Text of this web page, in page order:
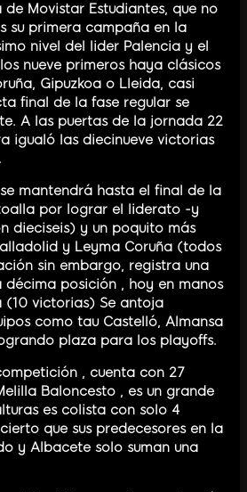
Movistar Estudiantes, que no
su primera campaña en la
nivel del lider Palencia y el
nueve primeros haya clásicos
Gipuzkoa o Lleida, casi
final de la fase regular se
A las puertas de la jornada 22
igualó las diecinueve victorias
mantendrá hasta el final de la
por lograr el liderato -y
dieciseis) y un poquito más
y Leyma Coruña (todos
sin embargo, registra una
posición , hoy en manos
victorias) Se antoja
como tau Castelló, Almansa
plaza para los playoffs.
, cuenta con 27
Baloncesto , es un grande
es colista con solo 4
que sus predecesores en la
y Albacete solo suman una